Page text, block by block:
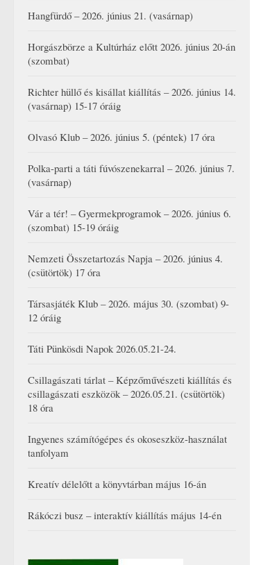
Hangfürdő – 2026. június 21. (vasárnap)
Horgászbörze a Kultúrház előtt 2026. június 20-án
(szombat)
Richter hüllő és kisállat kiállítás – 2026. június 14.
(vasárnap) 15-17 óráig
Olvasó Klub – 2026. június 5. (péntek) 17 óra
Polka-parti a táti fúvószenekarral – 2026. június 7.
(vasárnap)
Vár a tér! – Gyermekprogramok – 2026. június 6.
(szombat) 15-19 óráig
Nemzeti Összetartozás Napja – 2026. június 4.
(csütörtök) 17 óra
Társasjáték Klub – 2026. május 30. (szombat) 9-
12 óráig
Táti Pünkösdi Napok 2026.05.21-24.
Csillagászati tárlat – Képzőművészeti kiállítás és
csillagászati eszközök – 2026.05.21. (csütörtök)
18 óra
Ingyenes számítógépes és okoseszköz-használat
tanfolyam
Kreatív délelőtt a könyvtárban május 16-án
Rákóczi busz – interaktív kiállítás május 14-én